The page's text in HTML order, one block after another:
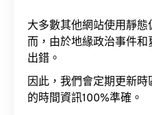
大多數其他網站使用靜
而，由於地緣政治事件
出錯。
因此，我們會定期更新
的時間資訊100%準確。